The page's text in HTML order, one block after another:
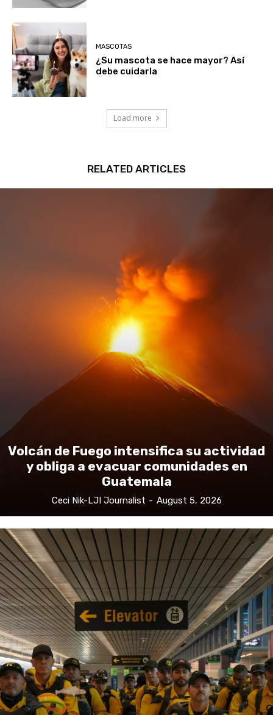
MASCOTAS
¿Su mascota se hace mayor? Así
debe cuidarla
Load more
RELATED ARTICLES
Volcán de Fuego intensifica su actividad
y obliga a evacuar comunidades en
Guatemala
Ceci Nik-LJI Journalist - August 5, 2026